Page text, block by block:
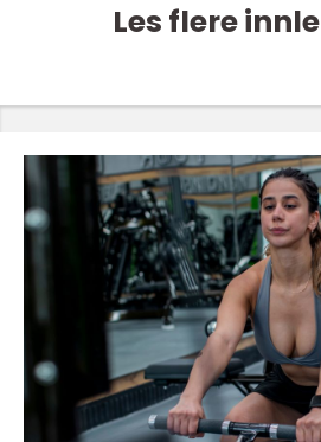
Les flere